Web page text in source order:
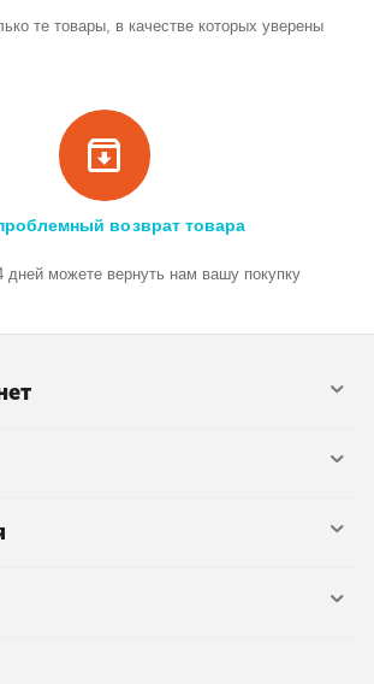
те товары, в качестве которых уверены
возврат товара
дней можете вернуть нам вашу покупку